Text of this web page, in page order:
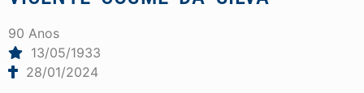
90 Anos
13/05/1933
28/01/2024